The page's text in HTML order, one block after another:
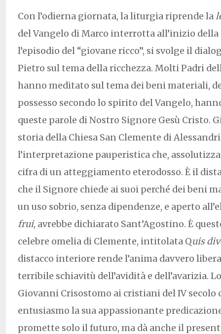
Con l’odierna giornata, la liturgia riprende la
del Vangelo di Marco interrotta all’inizio della
l’episodio del “giovane ricco”, si svolge il
Pietro sul tema della ricchezza. Molti Padri
hanno meditato sul tema dei beni materiali,
possesso secondo lo spirito del Vangelo,
queste parole di Nostro Signore Gesù Cristo.
storia della Chiesa San Clemente di
l’interpretazione pauperistica che,
cifra di un atteggiamento eterodosso. È il
che il Signore chiede ai suoi perché dei beni
un uso sobrio, senza dipendenze, e aperto
frui, avrebbe dichiarato Sant’Agostino. È
celebre omelia di Clemente, intitolata Quis
distacco interiore rende l’anima davvero
terribile schiavitù dell’avidità e dell’avarizia.
Giovanni Crisostomo ai cristiani del IV secolo
entusiasmo la sua appassionante
promette solo il futuro, ma dà anche il